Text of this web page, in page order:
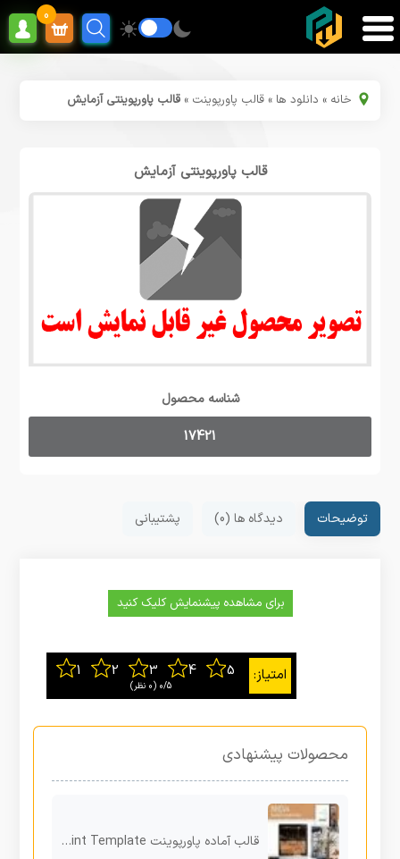
0
خانه » دانلود ها »قالب پاورپوینت »قالب پاورپوینتی آزمایش
قالب پاورپوینتی آزمایش
شناسه محصول
17421
توضیحات دیدگاه ها (0) پشتیبانی
برای مشاهده پیشنمایش کلیک کنید
0/5 ‫(0 نظر)
محصولات پیشنهادی
قالب آماده پاورپوینت Innova – Powerpoint Template